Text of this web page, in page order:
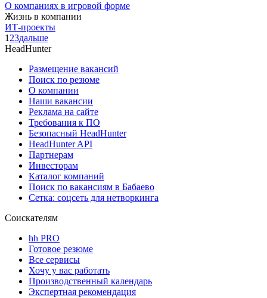
О компаниях в игровой форме
Жизнь в компании
ИТ-проекты
1 23дальше
HeadHunter
Размещение вакансий
Поиск по резюме
О компании
Наши вакансии
Реклама на сайте
Требования к ПО
Безопасный HeadHunter
HeadHunter API
Партнерам
Инвесторам
Каталог компаний
Поиск по вакансиям в Бабаево
Сетка: соцсеть для нетворкинга
Соискателям
hh PRO
Готовое резюме
Все сервисы
Хочу у вас работать
Производственный календарь
Экспертная рекомендация